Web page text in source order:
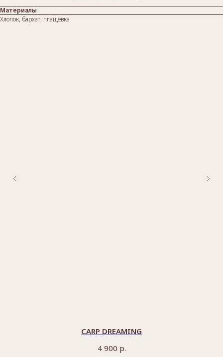
Материалы
Хлопок, бархат, плащевка
CARP DREAMING
4 900 р.